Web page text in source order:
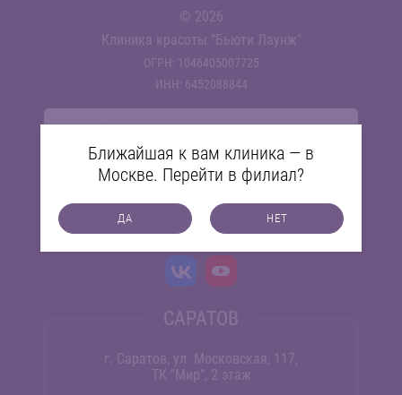
© 2026
Клиника красоты "Бьюти Лаунж"
ОГРН: 1046405007725
ИНН: 6452088844
МЫ В СОЦСЕТЯХ
САРАТОВ
г. Саратов, ул. Московская, 117,
ТК "Мир", 2 этаж
Ближайшая к вам клиника — в
Москве. Перейти в филиал?
ДА НЕТ